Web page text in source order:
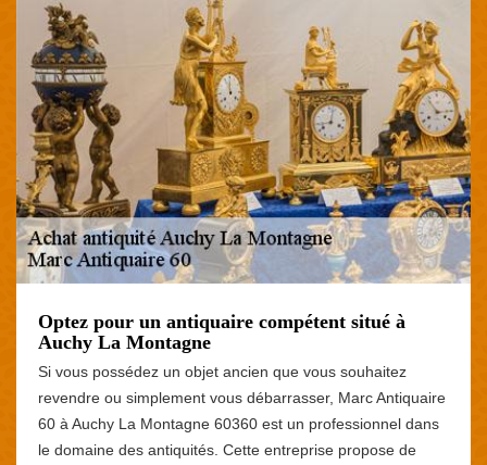
Optez pour un antiquaire compétent situé à
Auchy La Montagne
Si vous possédez un objet ancien que vous souhaitez
revendre ou simplement vous débarrasser, Marc Antiquaire
60 à Auchy La Montagne 60360 est un professionnel dans
le domaine des antiquités. Cette entreprise propose de